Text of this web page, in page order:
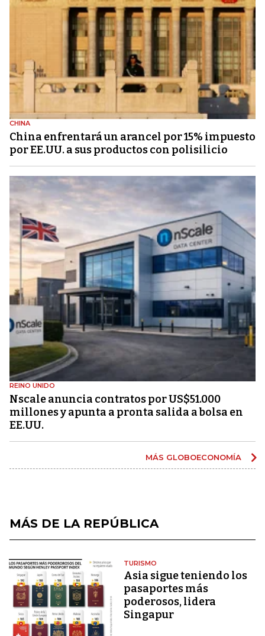
CHINA
China enfrentará un arancel por 15% impuesto
por EE.UU. a sus productos con polisilicio
REINO UNIDO
Nscale anuncia contratos por US$51.000
millones y apunta a pronta salida a bolsa en
EE.UU.
MÁS GLOBOECONOMÍA
MÁS DE LA REPÚBLICA
TURISMO
Asia sigue teniendo los
pasaportes más
poderosos, lidera
Singapur